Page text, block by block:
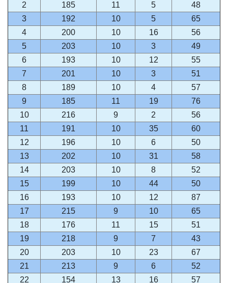
2
185 11 5
48
3
192 10 5
65
4
200 10 16
56
5
203 10 3
49
6
193 10 12
55
7
201 10 3
51
8
189 10 4
57
9
185 11 19
76
10
216 9 2
56
11
191 10 35
60
12
196 10 6
50
13
202 10 31
58
14
203 10 8
52
15
199 10 44
50
16
193 10 12
87
17
215 9 10
65
18
176 11 15
51
19
218 9 7
43
20
203 10 23
67
21
213 9 6
52
22
154 13 16
57